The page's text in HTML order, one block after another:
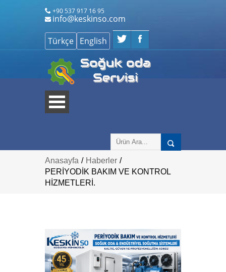
+90 537 917 16 95
info@keskinso.com
Anasayfa / Haberler /
PERİYODİK BAKIM VE KONTROL
HİZMETLERİ.